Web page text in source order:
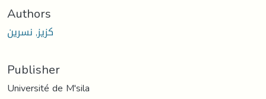
Authors
كزيز, نسرين
Publisher
Université de M'sila